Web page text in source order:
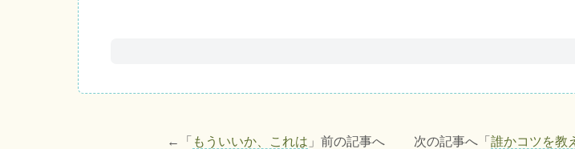
←「 もういいか、これは 」前の記事へ 次の記事へ「 誰かコツを教